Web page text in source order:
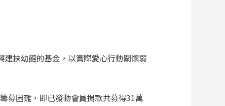
扶幼館的基金，以實際愛心行動關懷弱
募困難，即已發動會員捐款共募得31萬